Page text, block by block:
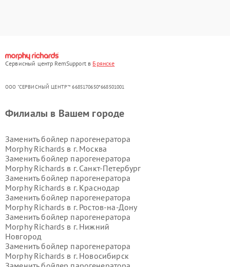
Сервисный центр RemSupport в Брянске
ООО "СЕРВИСНЫЙ ЦЕНТР"* 6685170650*668501001
Филиалы в Вашем городе
Заменить бойлер парогенератора
Morphy Richards в г. Москва
Заменить бойлер парогенератора
Morphy Richards в г. Санкт-Петербург
Заменить бойлер парогенератора
Morphy Richards в г. Краснодар
Заменить бойлер парогенератора
Morphy Richards в г. Ростов-на-Дону
Заменить бойлер парогенератора
Morphy Richards в г. Нижний
Новгород
Заменить бойлер парогенератора
Morphy Richards в г. Новосибирск